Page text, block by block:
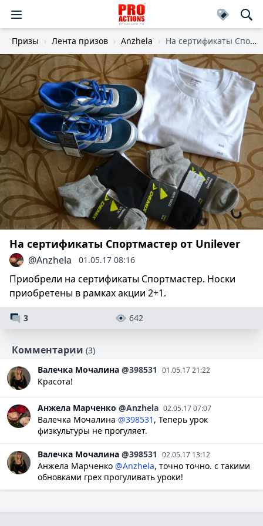
Призы Лента призов Anzhela На сертификаты Спортмастер
На сертификаты Спортмастер от Unilever
@Anzhela 01.05.17 08:16
Приобрели на сертификаты Спортмастер. Носки
приобретены в рамках акции 2+1.
3 642
Комментарии (3)
Валечка Мочалина @398531 01.05.17 21:22
Красота!
Анжела Марченко @Anzhela 02.05.17 07:07
Валечка Мочалина @398531 , Теперь урок
физкультуры не прогуляет.
Валечка Мочалина @398531 02.05.17 13:12
Анжела Марченко @Anzhela, точно точно. с такими
обновками грех прогуливать уроки!